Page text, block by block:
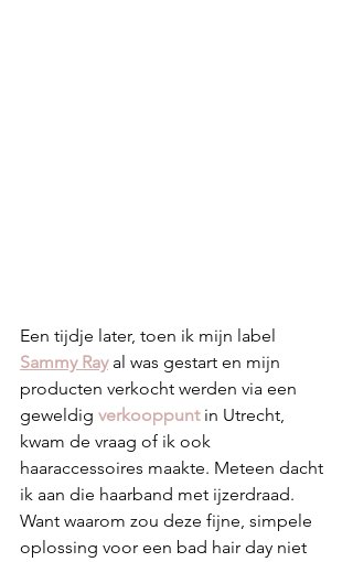
Een tijdje later, toen ik mijn label
Sammy Ray al was gestart en mijn
producten verkocht werden via een
geweldig verkooppunt in Utrecht,
kwam de vraag of ik ook
haaraccessoires maakte. Meteen dacht
ik aan die haarband met ijzerdraad.
Want waarom zou deze fijne, simpele
oplossing voor een bad hair day niet